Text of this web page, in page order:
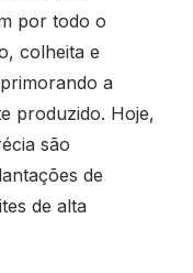
por todo o
colheita e
a
produzido. Hoje,
são
de
de alta